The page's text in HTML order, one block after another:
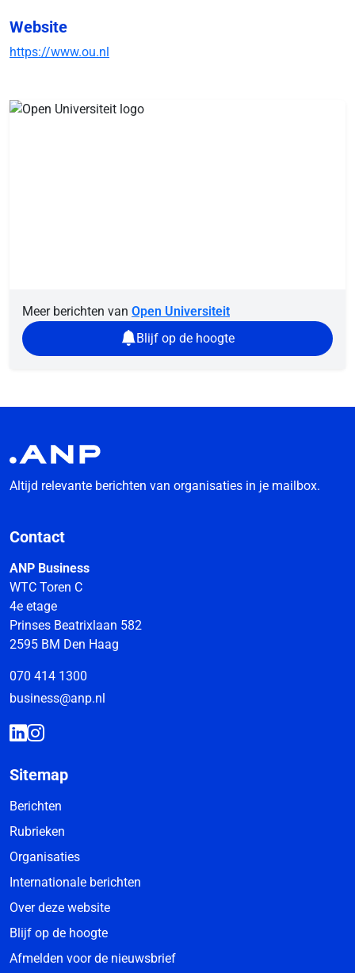
Website
https://www.ou.nl
Meer berichten van Open Universiteit
Blijf op de hoogte
Altijd relevante berichten van organisaties in je mailbox.
Contact
ANP Business
WTC Toren C
4e etage
Prinses Beatrixlaan 582
2595 BM Den Haag
070 414 1300
business@anp.nl
Sitemap
Berichten
Rubrieken
Organisaties
Internationale berichten
Over deze website
Blijf op de hoogte
Afmelden voor de nieuwsbrief